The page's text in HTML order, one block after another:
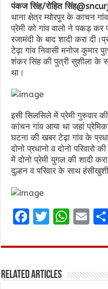
पंकज सिंह/रोहित
थाना क्षेत्र म्योरपुर के काचन
प्रेमी को गांव वालो ने पकड़ कर
रजामंदी के बाद शादी करा
टेढ़ा गांव निवासी मनोज कुमार
शंकर सिंह की पुत्री सुशीला के
था।
इसी सिलसिले में प्रेमी गुरुवार
कांचन गांव आया था जहां
घटना की खबर टेढ़ा गांव के
दोनो प्रधानो व दोनो परिवारो
में दोनो प्रेमी युगल की शादी
दुल्हन व परिवार के साथ
F
ce
o
T
it
r
W
at
A
E
ai
Related Articles